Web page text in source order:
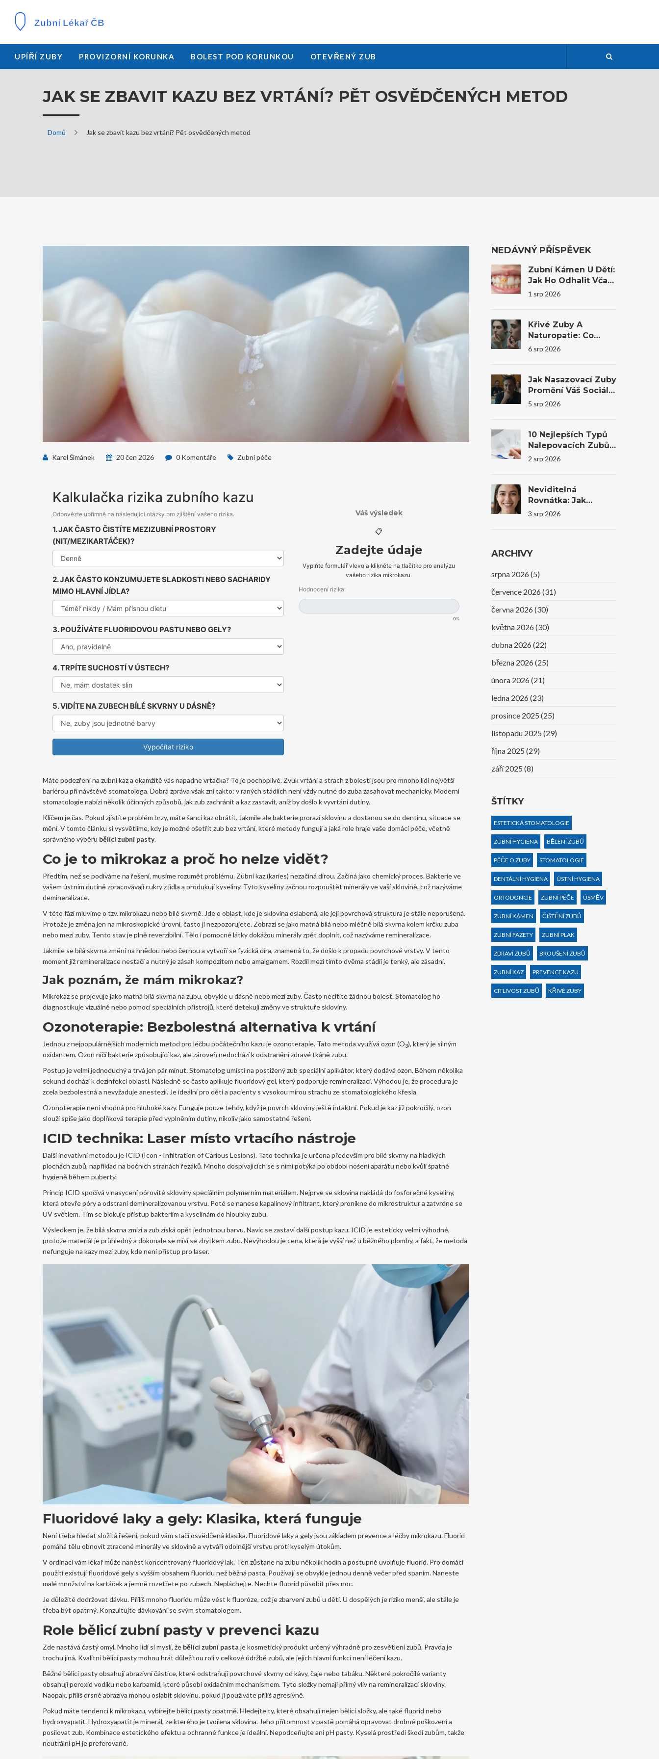
UPÍŘÍ ZUBY PROVIZORNÍ KORUNKA BOLEST POD KORUNKOU OTEVŘENÝ ZUB
JAK SE ZBAVIT KAZU BEZ VRTÁNÍ? PĚT OSVĚDČENÝCH METOD
Domů Jak se zbavit kazu bez vrtání? Pět osvědčených metod
Karel Šimánek 20 čen 2026 0 Komentáře Zubní péče
Kalkulačka rizika zubního kazu
Odpovězte upřímně na následující otázky pro zjištění vašeho rizika.
1. JAK ČASTO ČISTÍTE MEZIZUBNÍ PROSTORY
(NIT/MEZIKARTÁČEK)?
2. JAK ČASTO KONZUMUJETE SLADKOSTI NEBO SACHARIDY
MIMO HLAVNÍ JÍDLA?
3. POUŽÍVÁTE FLUORIDOVOU PASTU NEBO GELY?
4. TRPÍTE SUCHOSTÍ V ÚSTECH?
5. VIDÍTE NA ZUBECH BÍLÉ SKVRNY U DÁSNĚ?
Vypočítat riziko
Váš výsledek
📋
Zadejte údaje
Vyplňte formulář vlevo a klikněte na tlačítko pro analýzu
vašeho rizika mikrokazu.
Hodnocení rizika:
0%
Máte podezření na zubní kaz a okamžitě vás napadne vrtačka? To je pochoplivé. Zvuk vrtání a strach z bolesti jsou pro mnoho lidí největší
bariérou při návštěvě stomatologa. Dobrá zpráva však zní takto: v raných stádiích není vždy nutné do zuba zasahovat mechanicky. Moderní
stomatologie nabízí několik účinných způsobů, jak zub zachránit a kaz zastavit, aniž by došlo k vyvrtání dutiny.
Klíčem je čas. Pokud zjistíte problém brzy, máte šanci kaz obrátit. Jakmile ale bakterie prorazí sklovinu a dostanou se do dentinu, situace se
mění. V tomto článku si vysvětlíme, kdy je možné ošetřit zub bez vrtání, které metody fungují a jaká role hraje vaše domácí péče, včetně
správného výběru bělící zubní pasty.
Co je to mikrokaz a proč ho nelze vidět?
Předtím, než se podíváme na řešení, musíme rozumět problému. Zubní kaz (karies) nezačíná dírou. Začíná jako chemický proces. Bakterie ve
vašem ústním dutině zpracovávají cukry z jídla a produkují kyseliny. Tyto kyseliny začnou rozpouštět minerály ve vaší sklovině, což nazýváme
demineralizace.
V této fázi mluvíme o tzv. mikrokazu nebo bílé skvrně. Jde o oblast, kde je sklovina oslabená, ale její povrchová struktura je stále neporušená.
Protože je změna jen na mikroskopické úrovni, často ji nezpozorujete. Zobrazí se jako matná bílá nebo mléčně bílá skvrna kolem krčku zuba
nebo mezi zuby. Tento stav je plně reverzibilní. Tělo i pomocné látky dokážou minerály zpět doplnit, což nazýváme remineralizace.
Jakmile se bílá skvrna změní na hnědou nebo černou a vytvoří se fyzická díra, znamená to, že došlo k propadu povrchové vrstvy. V tento
moment již remineralizace nestačí a nutný je zásah kompozitem nebo amalgamem. Rozdíl mezi tímto dvěma stádii je tenký, ale zásadní.
Jak poznám, že mám mikrokaz?
Mikrokaz se projevuje jako matná bílá skvrna na zubu, obvykle u dásně nebo mezi zuby. Často necítíte žádnou bolest. Stomatolog ho
diagnostikuje vizuálně nebo pomocí speciálních přístrojů, které detekují změny ve struktuře skloviny.
Ozonoterapie: Bezbolestná alternativa k vrtání
Jednou z nejpopulárnějších moderních metod pro léčbu počátečního kazu je ozonoterapie. Tato metoda využívá ozon (O3), který je silným
oxidantem. Ozon ničí bakterie způsobující kaz, ale zároveň nedochází k odstranění zdravé tkáně zubu.
Postup je velmi jednoduchý a trvá jen pár minut. Stomatolog umístí na postižený zub speciální aplikátor, který dodává ozon. Během několika
sekund dochází k dezinfekci oblasti. Následně se často aplikuje fluoridový gel, který podporuje remineralizaci. Výhodou je, že procedura je
zcela bezbolestná a nevyžaduje anestezii. Je ideální pro děti a pacienty s vysokou mírou strachu ze stomatologického křesla.
Ozonoterapie není vhodná pro hluboké kazy. Funguje pouze tehdy, když je povrch skloviny ještě intaktní. Pokud je kaz již pokročilý, ozon
slouží spíše jako doplňková terapie před vyplněním dutiny, nikoliv jako samostatné řešení.
ICID technika: Laser místo vrtacího nástroje
Další inovativní metodou je ICID (Icon - Infiltration of Carious Lesions). Tato technika je určena především pro bílé skvrny na hladkých
plochách zubů, například na bočních stranách řezáků. Mnoho dospívajících se s nimi potýká po období nošení aparátu nebo kvůli špatné
hygieně během puberty.
Princip ICID spočívá v nasycení pórovité skloviny speciálním polymerním materiálem. Nejprve se sklovina nakládá do fosforečné kyseliny,
která otevře póry a odstraní demineralizovanou vrstvu. Poté se nanese kapalinový infiltrant, který pronikne do mikrostruktur a zatvrdne se
UV světlem. Tím se blokuje přístup bakteriím a kyselinám do hloubky zubu.
Výsledkem je, že bílá skvrna zmizí a zub získá opět jednotnou barvu. Navíc se zastaví další postup kazu. ICID je esteticky velmi výhodné,
protože materiál je průhledný a dokonale se mísí se zbytkem zubu. Nevýhodou je cena, která je vyšší než u běžného plomby, a fakt, že metoda
nefunguje na kazy mezi zuby, kde není přístup pro laser.
Fluoridové laky a gely: Klasika, která funguje
Není třeba hledat složitá řešení, pokud vám stačí osvědčená klasika. Fluoridové laky a gely jsou základem prevence a léčby mikrokazu. Fluorid
pomáhá tělu obnovit ztracené minerály ve sklovině a vytváří odolnější vrstvu proti kyselým útokům.
V ordinaci vám lékař může nanést koncentrovaný fluoridový lak. Ten zůstane na zubu několik hodin a postupně uvolňuje fluorid. Pro domácí
použití existují fluoridové gely s vyšším obsahem fluoridu než běžná pasta. Používají se obvykle jednou denně večer před spaním. Naneste
malé množství na kartáček a jemně rozetřete po zubech. Nepláchejte. Nechte fluorid působit přes noc.
Je důležité dodržovat dávku. Příliš mnoho fluoridu může vést k fluoróze, což je zbarvení zubů u dětí. U dospělých je riziko menší, ale stále je
třeba být opatrný. Konzultujte dávkování se svým stomatologem.
Role bělicí zubní pasty v prevenci kazu
Zde nastává častý omyl. Mnoho lidí si myslí, že bělící zubní pasta jekosmetický produkt určený výhradně pro zesvětlení zubů. Pravda je
trochu jiná. Kvalitní bělicí pasty mohou hrát důležitou roli v celkové údržbě zubů, ale jejich hlavní funkcí není léčení kazu.
Běžné bělicí pasty obsahují abrazivní částice, které odstraňují povrchové skvrny od kávy, čaje nebo tabáku. Některé pokročilé varianty
obsahují peroxid vodíku nebo karbamid, které působí oxidačním mechanismem. Tyto složky nemají přímý vliv na remineralizaci skloviny.
Naopak, příliš drsné abraziva mohou oslabit sklovinu, pokud ji používáte příliš agresivně.
Pokud máte tendenci k mikrokazu, vybírejte bělicí pasty opatrně. Hledejte ty, které obsahují nejen bělicí složky, ale také fluorid nebo
hydroxyapatit. Hydroxyapatit je minerál, ze kterého je tvořena sklovina. Jeho přítomnost v pastě pomáhá opravovat drobné poškození a
posilovat zub. Kombinace estetického efektu a ochranné funkce je ideální. Nepodceňujte ani pH pasty. Kyselá prostředí škodí zubům, takže
neutrální pH je preferované.
NEDÁVNÝ PŘÍSPĚVEK
Zubní Kámen U Dětí:
Jak Ho Odhalit Včas
A Co Dělat?
1 srp 2026
Křivé Zuby A
Naturopatie: Co
Reálně Pomůže A
6 srp 2026
Jak Nasazovací Zuby
Promění Váš Sociální
Život A Sebevědomí
5 srp 2026
10 Nejlepších Typů
Nalepovacích Zubů
Na Trhu V Roce 2026
2 srp 2026
Neviditelná
Rovnátka: Jak
Transparentní
3 srp 2026
ARCHIVY
srpna 2026 (5)
července 2026 (31)
června 2026 (30)
května 2026 (30)
dubna 2026 (22)
března 2026 (25)
února 2026 (21)
ledna 2026 (23)
prosince 2025 (25)
listopadu 2025 (29)
října 2025 (29)
září 2025 (8)
ŠTÍTKY
ESTETICKÁ STOMATOLOGIE
ZUBNÍ HYGIENA BĚLENÍ ZUBŮ
PÉČE O ZUBY STOMATOLOGIE
DENTÁLNÍ HYGIENA ÚSTNÍ HYGIENA
ORTODONCIE ZUBNÍ PÉČE ÚSMĚV
ZUBNÍ KÁMEN ČIŠTĚNÍ ZUBŮ
ZUBNÍ FAZETY ZUBNÍ PLAK
ZDRAVÍ ZUBŮ BROUŠENÍ ZUBŮ
ZUBNÍ KAZ PREVENCE KAZU
CITLIVOST ZUBŮ KŘIVÉ ZUBY